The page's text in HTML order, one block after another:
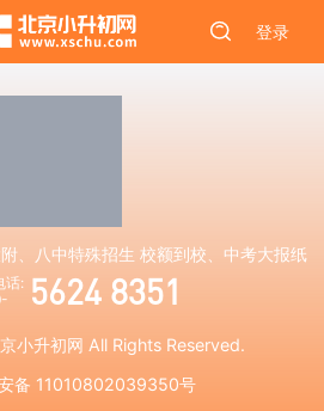
登录
、八中特殊招生 校额到校、中考大报纸
话: 5624 8351
小升初网 All Rights Reserved.
备 11010802039350号